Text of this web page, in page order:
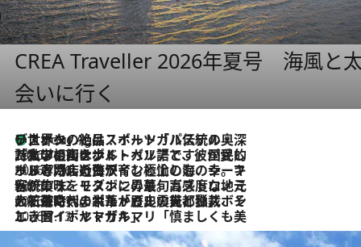
CREA Traveller 2026年夏号 海風と
会いに行く
1 Hour Ago
リスボンの絶品スイーツ「パステル・デ・ナタ」とは？ポルトガル伝統の奥深い世界へ
2026.7.27
「私の祖国はポルトガル語です」国民的詩人フェルナンド・ペソアと、彼が愛した文学の街を歩く
2026.7.26
ポルトガル近海が育む極上の海の幸。キリリと冷えた白ワインと愉しむ、シーフード専門店の贅沢
2026.7.22
伝統の味をモダンに昇華。高感度な地元客が集う、リスボンの最旬ガストロノミー
2026.7.21
大航海時代の栄華から、震災、独裁、そして革命へ。ポルトガル・首都リスボンの石畳に刻まれた「歴史の光と影」
2026.7.13
エッセイ・ヤマザキマリ「慎ましくも美しき国 ポルトガル」